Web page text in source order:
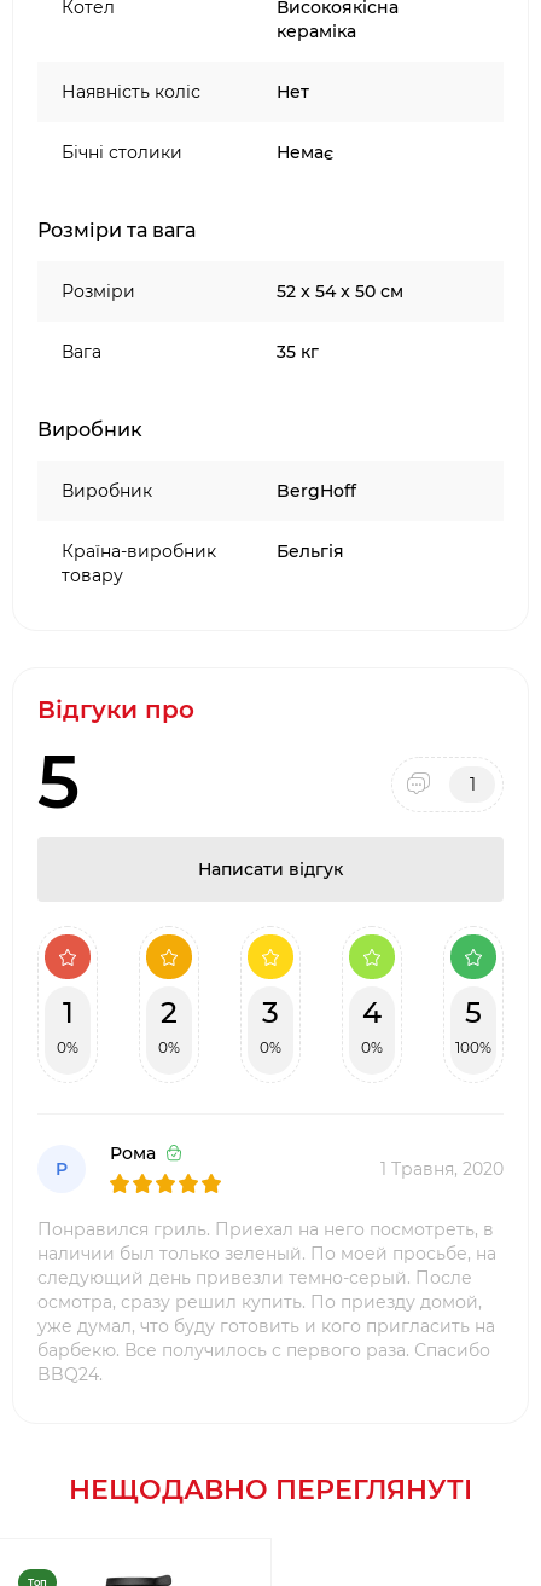
Котел
Високоякісна
кераміка
Наявність коліс Нет
Бічні столики Немає
Розміри та вага
Розміри 52 x 54 x 50 см
Вага 35 кг
Виробник
Виробник BergHoff
Країна-виробник
товару
Бельгія
Відгуки про
5 1
Написати відгук
1
0%
2
0%
3
0%
4
0%
5
100%
Р
Рома
1 Травня, 2020
Понравился гриль. Приехал на него посмотреть, в
наличии был только зеленый. По моей просьбе, на
следующий день привезли темно-серый. После
осмотра, сразу решил купить. По приезду домой,
уже думал, что буду готовить и кого пригласить на
барбекю. Все получилось с первого раза. Спасибо
BBQ24.
НЕЩОДАВНО ПЕРЕГЛЯНУТІ
Топ